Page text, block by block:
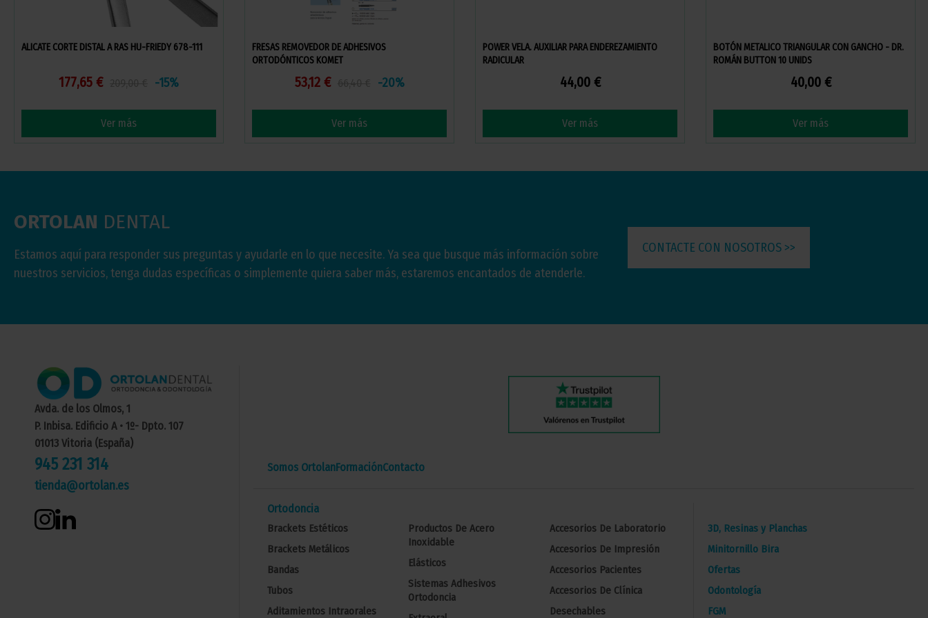
ALICATE CORTE DISTAL A RAS HU-FRIEDY 678-111
177,65 € -15%
Ver más
FRESAS REMOVEDOR DE ADHESIVOS
ORTODÓNTICOS KOMET
53,12 € -20%
Ver más
POWER VELA. AUXILIAR PARA ENDEREZAMIENTO
RADICULAR
44,00 €
Ver más
BOTÓN METALICO TRIANGULAR CON GANCHO - DR.
ROMÁN BUTTON 10 UNIDS
40,00 €
Ver más
ORTOLAN DENTAL
Estamos aquí para responder sus preguntas y ayudarle en lo que necesite. Ya sea que busque más información sobre
nuestros servicios, tenga dudas específicas o simplemente quiera saber más, estaremos encantados de atenderle.
CONTACTE CON NOSOTROS >>
Avda. de los Olmos, 1
P. Inbisa. Edificio A • 1º- Dpto. 107
01013 Vitoria (España)
945 231 314
tienda@ortolan.es
Somos OrtolanFormaciónContacto
Ortodoncia
Brackets Estéticos
Brackets Metálicos
Bandas
Tubos
Aditamientos Intraorales
Productos De Acero
Inoxidable
Elásticos
Sistemas Adhesivos
Ortodoncia
Accesorios De Laboratorio
Accesorios De Impresión
Accesorios Pacientes
Accesorios De Clínica
Desechables
3D, Resinas y Planchas
Minitornillo Bira
Ofertas
Odontología
FGM